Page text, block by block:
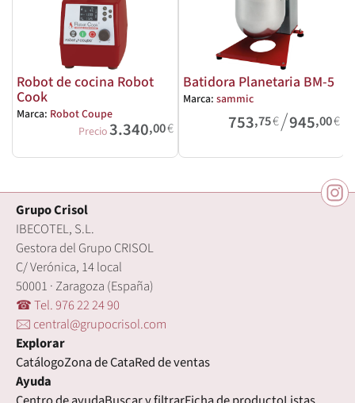
Robot de cocina Robot
Cook
Marca: Robot Coupe
Precio3.340,00€
Batidora Planetaria BM-5
Marca: sammic
753,75€/945,00€
Grupo Crisol
IBECOTEL, S.L.
Gestora del Grupo CRISOL
C/ Verónica, 14 local
50001 · Zaragoza (España)
☎ Tel. 976 22 24 90
🖂 central@grupocrisol.com
Explorar
CatálogoZona de CataRed de ventas
Ayuda